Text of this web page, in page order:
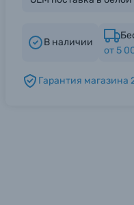
В наличии
от 5
Гарантия магазина